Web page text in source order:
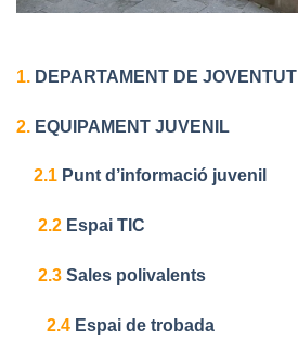
1. DEPARTAMENT DE JOVENTUT
2. EQUIPAMENT JUVENIL
2.1 Punt d’informació juvenil
2.2 Espai TIC
2.3 Sales polivalents
2.4 Espai de trobada